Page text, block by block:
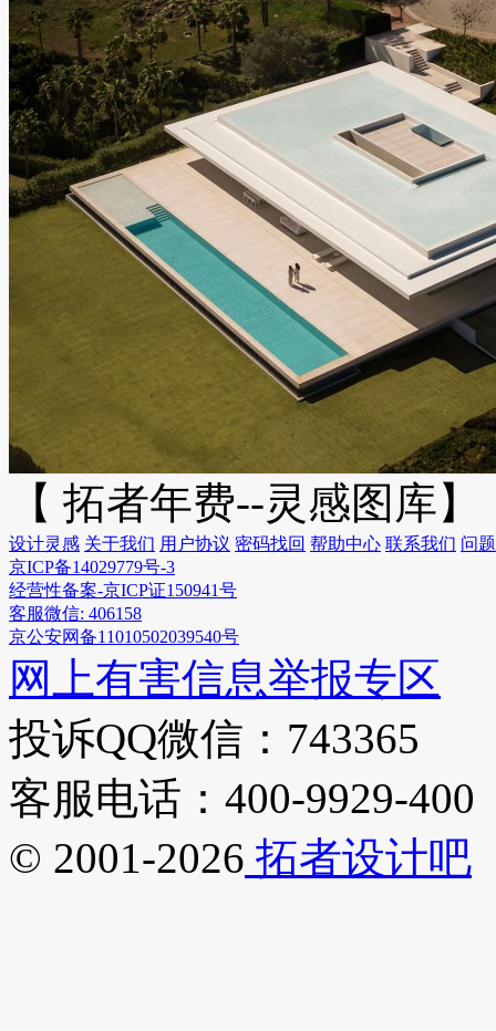
【 拓者年费--灵感图库】
设计灵感 关于我们 用户协议 密码找回 帮助中心 联系我们 问
京ICP备14029779号-3
经营性备案-京ICP证150941号
客服微信: 406158
京公安网备11010502039540号
网上有害信息举报专区
投诉QQ微信：743365
客服电话：400-9929-400
© 2001-2026 拓者设计吧